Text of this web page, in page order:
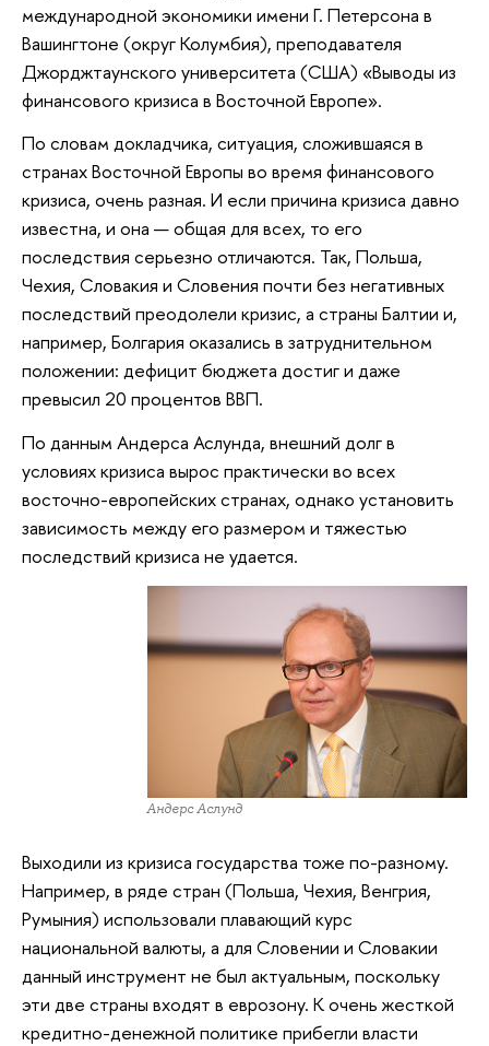
международной экономики имени Г. Петерсона в
Вашингтоне (округ Колумбия), преподавателя
Джорджтаунского университета (США) «Выводы из
финансового кризиса в Восточной Европе».
По словам докладчика, ситуация, сложившаяся в
странах Восточной Европы во время финансового
кризиса, очень разная. И если причина кризиса давно
известна, и она — общая для всех, то его
последствия серьезно отличаются. Так, Польша,
Чехия, Словакия и Словения почти без негативных
последствий преодолели кризис, а страны Балтии и,
например, Болгария оказались в затруднительном
положении: дефицит бюджета достиг и даже
превысил 20 процентов ВВП.
По данным Андерса Аслунда, внешний долг в
условиях кризиса вырос практически во всех
восточно-европейских странах, однако установить
зависимость между его размером и тяжестью
последствий кризиса не удается.
Андерс Аслунд
Выходили из кризиса государства тоже по-разному.
Например, в ряде стран (Польша, Чехия, Венгрия,
Румыния) использовали плавающий курс
национальной валюты, а для Словении и Словакии
данный инструмент не был актуальным, поскольку
эти две страны входят в еврозону. К очень жесткой
кредитно-денежной политике прибегли власти